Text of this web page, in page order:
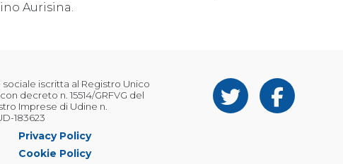
Aurisina.
iscritta al Registro Unico
decreto n. 15514/GRFVG del
Imprese di Udine n.
183623
Privacy Policy
Cookie Policy